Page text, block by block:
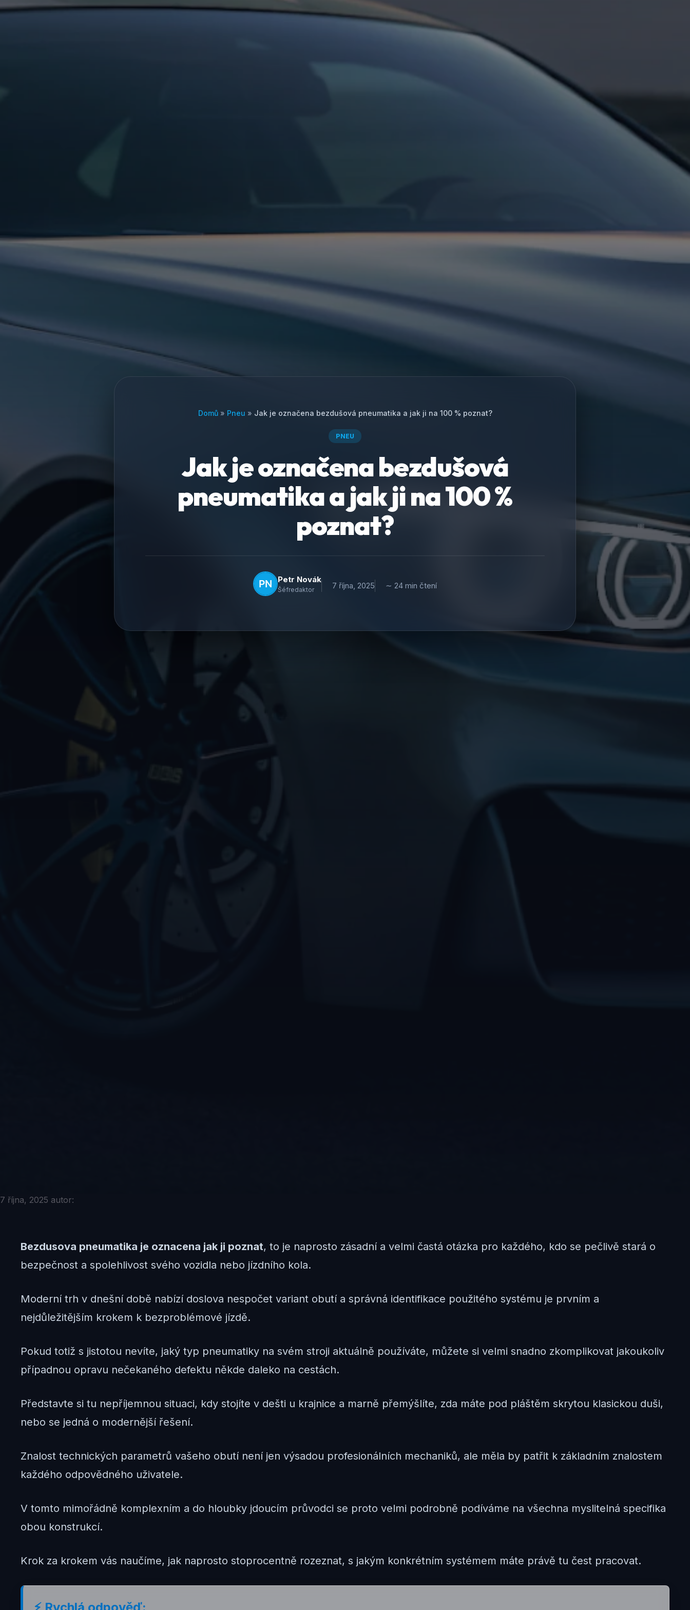
Domů» Pneu » Jak je označena bezdušová pneumatika a jak ji na 100 % poznat?
PNEU
Jak je označena bezdušová
pneumatika a jak ji na 100 %
poznat?
Petr Novák
Šéfredaktor 7 října, 2025 ∼ 24 min čtení
7 října, 2025 autor:
Bezdusova pneumatika je oznacena jak ji poznat, to je naprosto zásadní a velmi častá otázka pro každého, kdo se pečlivě stará o
bezpečnost a spolehlivost svého vozidla nebo jízdního kola.
Moderní trh v dnešní době nabízí doslova nespočet variant obutí a správná identifikace použitého systému je prvním a
nejdůležitějším krokem k bezproblémové jízdě.
Pokud totiž s jistotou nevíte, jaký typ pneumatiky na svém stroji aktuálně používáte, můžete si velmi snadno zkomplikovat jakoukoliv
případnou opravu nečekaného defektu někde daleko na cestách.
Představte si tu nepříjemnou situaci, kdy stojíte v dešti u krajnice a marně přemýšlíte, zda máte pod pláštěm skrytou klasickou duši,
nebo se jedná o modernější řešení.
Znalost technických parametrů vašeho obutí není jen výsadou profesionálních mechaniků, ale měla by patřit k základním znalostem
každého odpovědného uživatele.
V tomto mimořádně komplexním a do hloubky jdoucím průvodci se proto velmi podrobně podíváme na všechna myslitelná specifika
obou konstrukcí.
Krok za krokem vás naučíme, jak naprosto stoprocentně rozeznat, s jakým konkrétním systémem máte právě tu čest pracovat.